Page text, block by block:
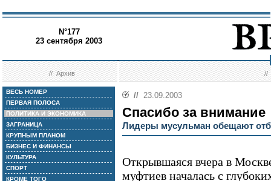
N°177
23 сентября 2003
//Архив //
ВЕСЬ НОМЕР
ПЕРВАЯ ПОЛОСА
ПОЛИТИКА И ЭКОНОМИКА
ЗАГРАНИЦА
КРУПНЫМ ПЛАНОМ
БИЗНЕС И ФИНАНСЫ
КУЛЬТУРА
СПОРТ
КРОМЕ ТОГО
// 23.09.2003
Спасибо за внимание
Лидеры мусульман обещают
Открывшаяся вчера в
муфтиев началась с